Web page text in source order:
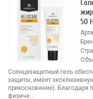
50
Солнцезащитный гель
защиты, имеет
прикосновение). Благодаря
физиче...